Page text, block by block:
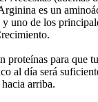
es un
uno de los
proteínas para que
al día será
arriba.